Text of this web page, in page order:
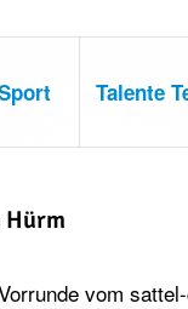
Talente
Hürm
vom